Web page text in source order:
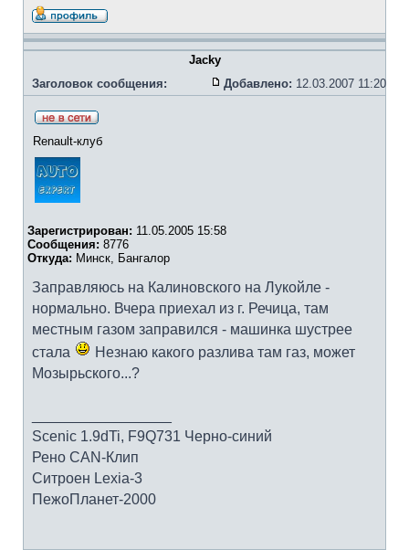
Jacky
Заголовок сообщения:
Добавлено: 12.03.2007 11:20
Renault-клуб
Зарегистрирован: 11.05.2005 15:58
Сообщения: 8776
Откуда: Минск, Бангалор
Заправляюсь на Калиновского на Лукойле -
нормально. Вчера приехал из г. Речица, там
местным газом заправился - машинка шустрее
стала
Незнаю какого разлива там газ, может
Мозырьского...?
Scenic 1.9dTi, F9Q731 Черно-синий
Рено CAN-Клип
Ситроен Lexia-3
ПежоПланет-2000